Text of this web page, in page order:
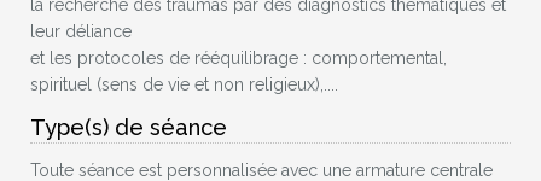
la recherche des traumas par des diagnostics thématiques et
leur déliance
et les protocoles de rééquilibrage : comportemental,
spirituel (sens de vie et non religieux),....
Type(s) de séance
Toute séance est personnalisée avec une armature centrale